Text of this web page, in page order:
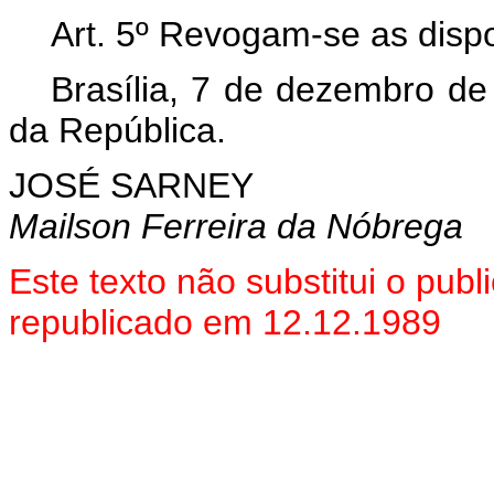
Art. 5º Revogam-se as
Brasília, 7 de dezembro
da República.
JOSÉ SARNEY
Mailson Ferreira da Nóbrega
Este texto não substitui o
republicado em 12.12.1989